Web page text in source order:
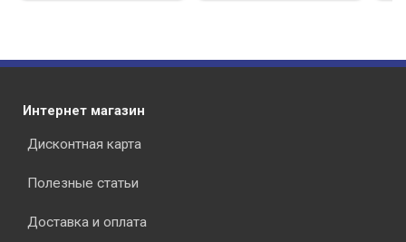
Интернет магазин
Дисконтная карта
Полезные статьи
Доставка и оплата